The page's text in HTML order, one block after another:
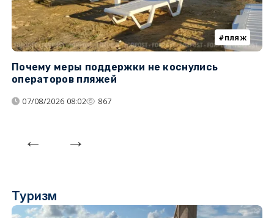
пляж
Почему меры поддержки не коснулись
операторов пляжей
07/08/2026 08:02 867
Туризм